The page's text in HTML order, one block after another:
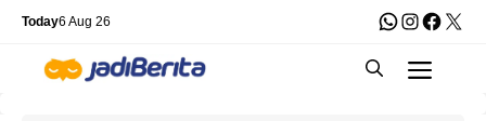
Skip
content
Today6 Aug 26 WhatsApp
X